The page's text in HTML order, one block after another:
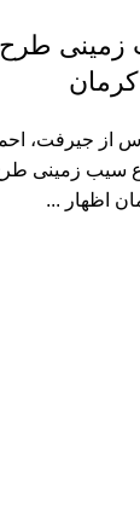
زمینی طرح
از جیرفت،
سیب زمینی
اظهار ...